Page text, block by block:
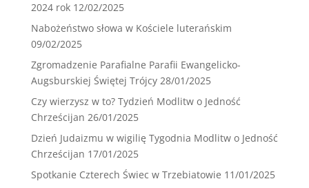
2024 rok 12/02/2025
Nabożeństwo słowa w Kościele luterańskim
09/02/2025
Zgromadzenie Parafialne Parafii Ewangelicko-
Augsburskiej Świętej Trójcy 28/01/2025
Czy wierzysz w to? Tydzień Modlitw o Jedność
Chrześcijan 26/01/2025
Dzień Judaizmu w wigilię Tygodnia Modlitw o Jedność
Chrześcijan 17/01/2025
Spotkanie Czterech Świec w Trzebiatowie 11/01/2025